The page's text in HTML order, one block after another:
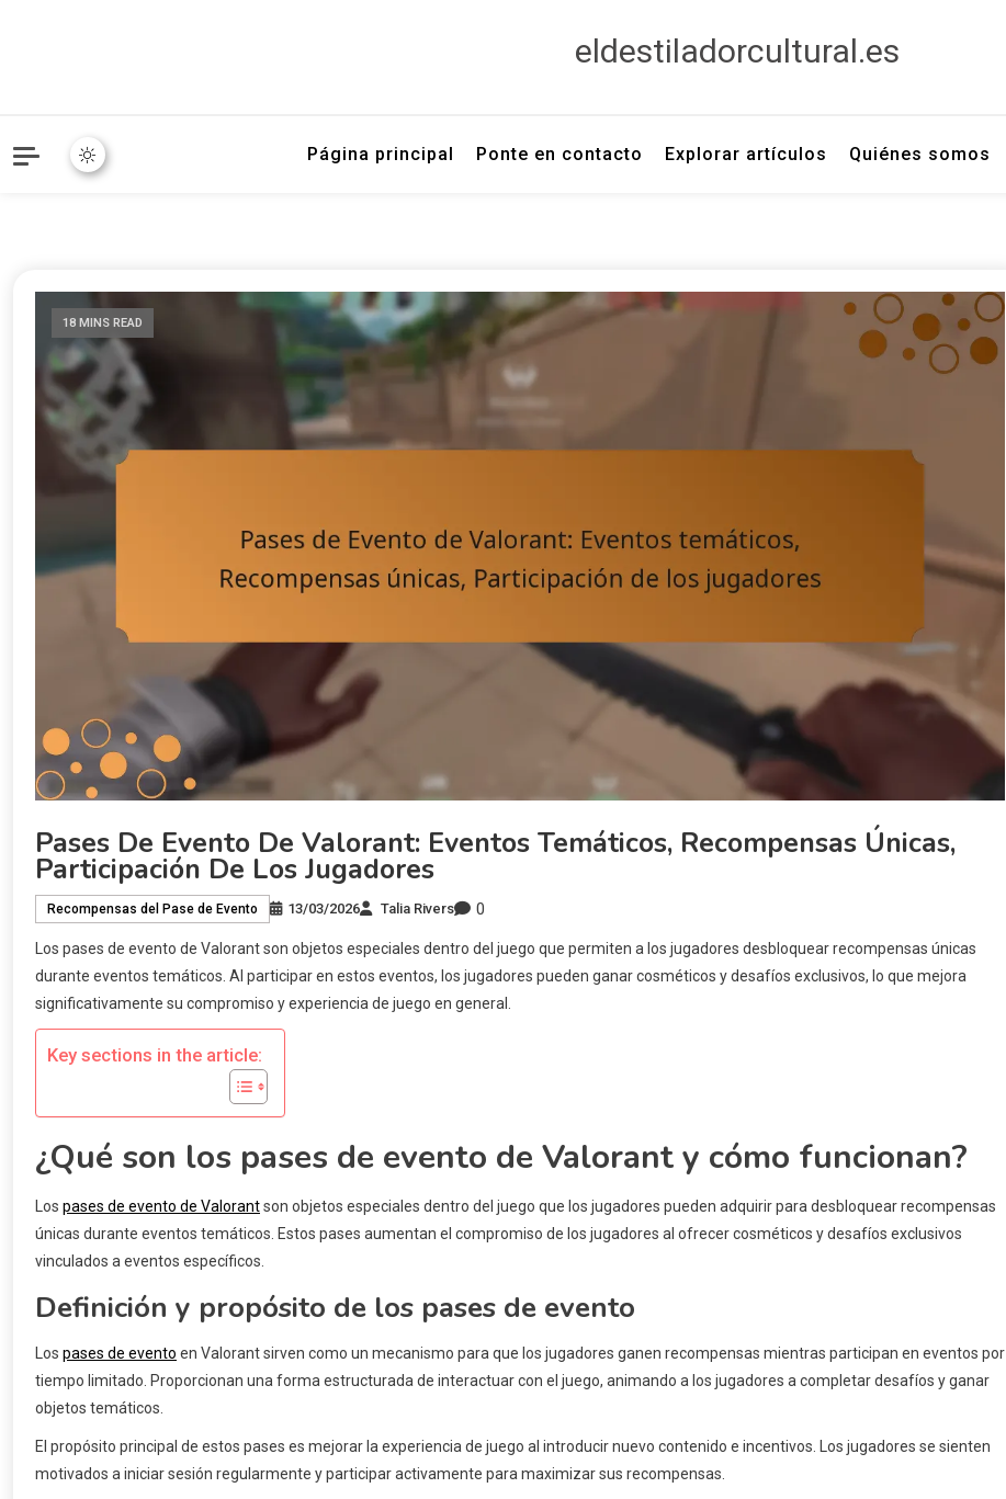
eldestiladorcultural.es
Página principal Ponte en contacto Explorar artículos Quiénes somos
18 MINS READ
Pases De Evento De Valorant: Eventos Temáticos, Recompensas Únicas,
Participación De Los Jugadores
Recompensas del Pase de Evento 13/03/2026 Talia Rivers 0
Los pases de evento de Valorant son objetos especiales dentro del juego que permiten a los jugadores desbloquear recompensas únicas
durante eventos temáticos. Al participar en estos eventos, los jugadores pueden ganar cosméticos y desafíos exclusivos, lo que mejora
significativamente su compromiso y experiencia de juego en general.
Key sections in the article:
¿Qué son los pases de evento de Valorant y cómo funcionan?
Los pases de evento de Valorantson objetos especiales dentro del juego que los jugadores pueden adquirir para desbloquear recompensas
únicas durante eventos temáticos. Estos pases aumentan el compromiso de los jugadores al ofrecer cosméticos y desafíos exclusivos
vinculados a eventos específicos.
Definición y propósito de los pases de evento
Los pases de evento en Valorant sirven como un mecanismo para que los jugadores ganen recompensas mientras participan en eventos por
tiempo limitado. Proporcionan una forma estructurada de interactuar con el juego, animando a los jugadores a completar desafíos y ganar
objetos temáticos.
El propósito principal de estos pases es mejorar la experiencia de juego al introducir nuevo contenido e incentivos. Los jugadores se sienten
motivados a iniciar sesión regularmente y participar activamente para maximizar sus recompensas.